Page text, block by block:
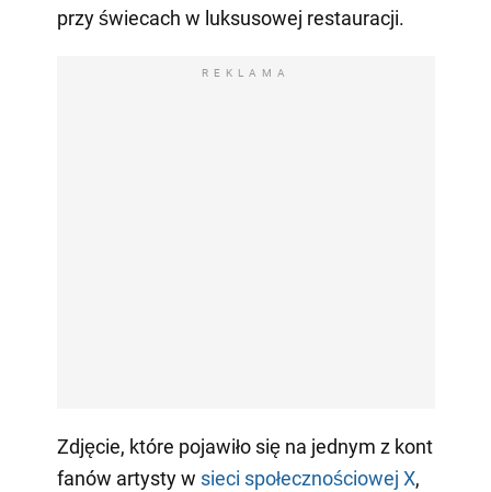
przy świecach w luksusowej restauracji.
REKLAMA
Zdjęcie, które pojawiło się na jednym z kont
fanów artysty w sieci społecznościowej X,